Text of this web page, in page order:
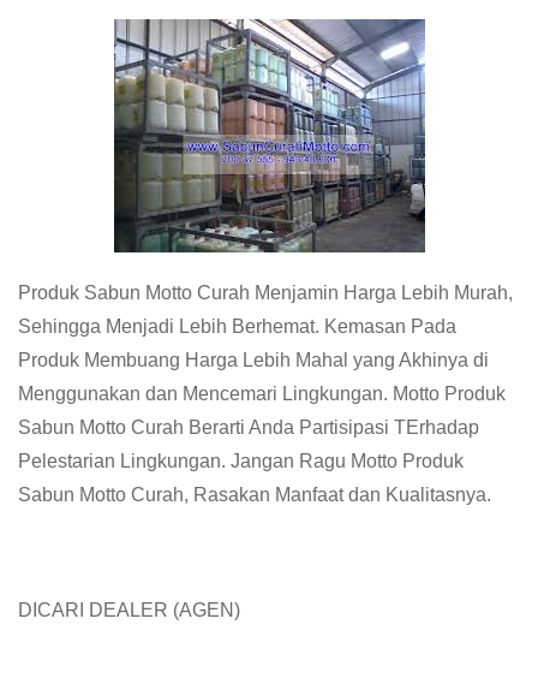
Produk Sabun Motto Curah Menjamin Harga Lebih Murah,
Sehingga Menjadi Lebih Berhemat. Kemasan Pada
Produk Membuang Harga Lebih Mahal yang Akhinya di
Menggunakan dan Mencemari Lingkungan. Motto Produk
Sabun Motto Curah Berarti Anda Partisipasi TErhadap
Pelestarian Lingkungan. Jangan Ragu Motto Produk
Sabun Motto Curah, Rasakan Manfaat dan Kualitasnya.
DICARI DEALER (AGEN)